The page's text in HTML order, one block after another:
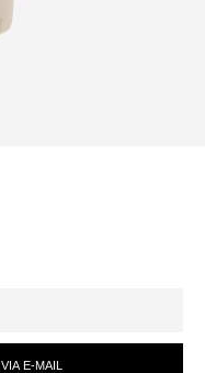
E-MAIL